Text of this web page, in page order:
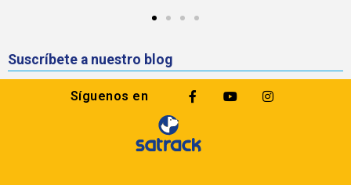
Suscríbete a nuestro blog
Síguenos en